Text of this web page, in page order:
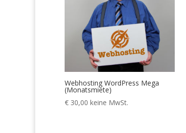
Webhosting WordPress Mega
(Monatsmiete)
€ 30,00 keine MwSt.